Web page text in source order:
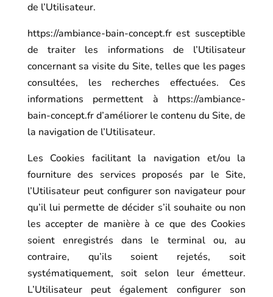
de l’Utilisateur.
https://ambiance-bain-concept.frest susceptible
de traiter les informations de l’Utilisateur
concernant sa visite du Site, telles que les pages
consultées, les recherches effectuées. Ces
informations permettent à https://ambiance-
bain-concept.frd’améliorer le contenu du Site, de
la navigation de l’Utilisateur.
Les Cookies facilitant la navigation et/ou la
fourniture des services proposés par le Site,
l’Utilisateur peut configurer son navigateur pour
qu’il lui permette de décider s’il souhaite ou non
les accepter de manière à ce que des Cookies
soient enregistrés dans le terminal ou, au
contraire, qu’ils soient rejetés, soit
systématiquement, soit selon leur émetteur.
L’Utilisateur peut également configurer son